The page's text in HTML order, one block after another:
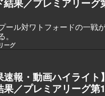
結果／プレミアリーグ
ール対ワトフォードの一戦
ーグ
速報・動画ハイライ
果／プレミアリーグ第